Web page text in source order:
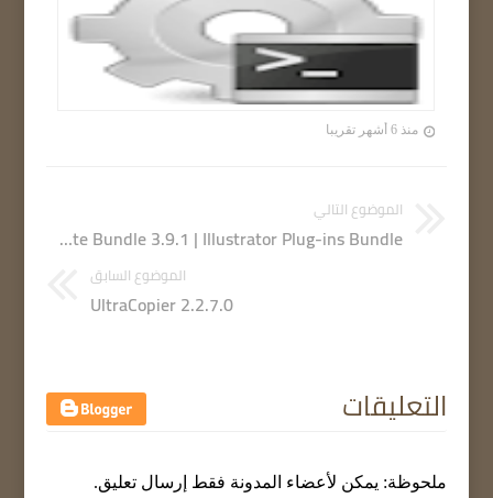
منذ 6 أشهر تقريبا
الموضوع التالي
Astute Graphics Plug-ins Elite Bundle 3.9.1 | Illustrator Plug-ins Bundle
الموضوع السابق
UltraCopier 2.2.7.0
التعليقات
ملحوظة: يمكن لأعضاء المدونة فقط إرسال تعليق.